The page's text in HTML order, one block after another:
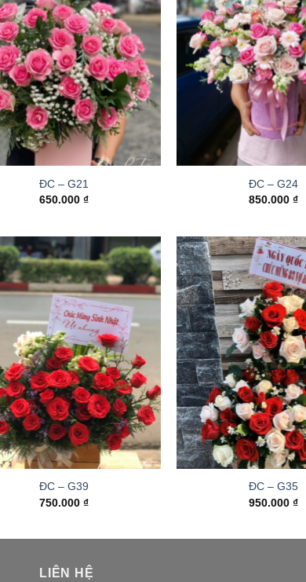
ĐC – G21
650.000₫
ĐC – G24
850.000 ₫
ĐC – G39
750.000₫
ĐC – G35
950.000 ₫
LIÊN HỆ